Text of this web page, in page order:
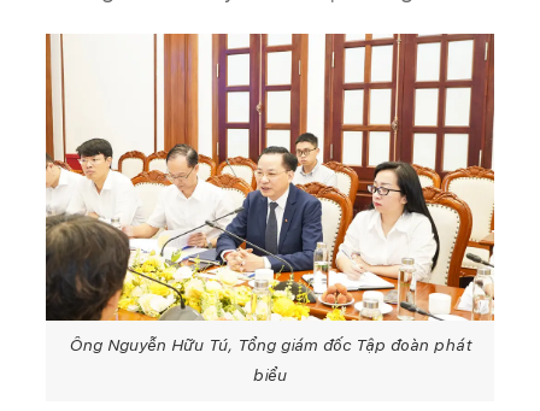
Ông Nguyễn Hữu Tú, Tổng giám đốc Tập đoàn phát
biểu